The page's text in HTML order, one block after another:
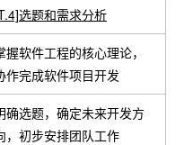
选题和需求分析
握软件工程的核心理论，
作完成软件项目开发
确选题，确定未来开发方
，初步安排团队工作